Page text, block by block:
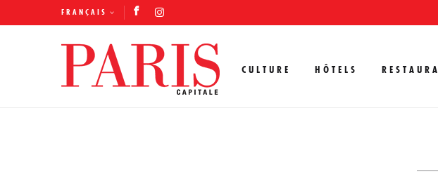
FRANÇAIS
CULTURE HÔTELS